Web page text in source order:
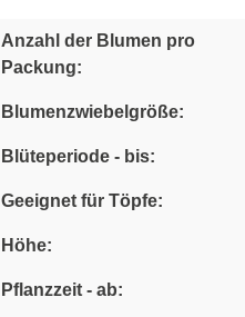
Anzahl der Blumen pro
Packung:
Blumenzwiebelgröße:
Blüteperiode - bis:
Geeignet für Töpfe:
Höhe:
Pflanzzeit - ab: